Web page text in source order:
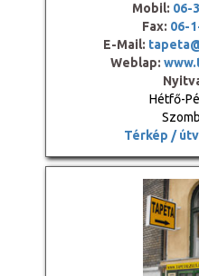
Mobil: 06-
Fax: 06-
E-Mail:
Weblap:
Hétfő-
Térkép /